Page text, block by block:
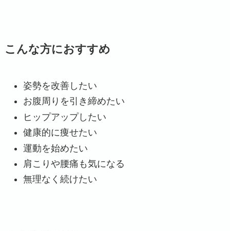
こんな方におすすめ
姿勢を改善したい
お腹周りを引き締めたい
ヒップアップしたい
健康的に痩せたい
運動を始めたい
肩こりや腰痛も気になる
無理なく続けたい